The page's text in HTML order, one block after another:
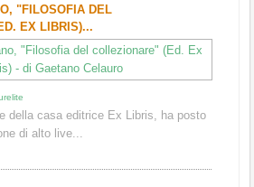
"FILOSOFIA DEL
EX LIBRIS)...
della casa editrice Ex Libris, ha posto
di alto live...